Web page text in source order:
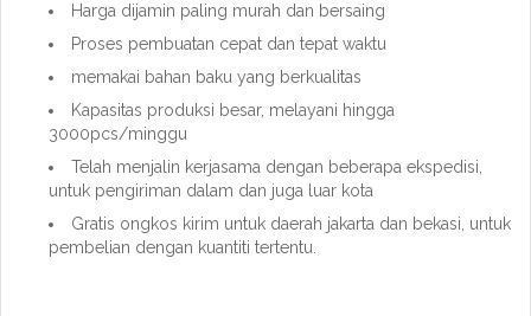
Harga dijamin paling murah dan bersaing
Proses pembuatan cepat dan tepat waktu
memakai bahan baku yang berkualitas
Kapasitas produksi besar, melayani hingga
3000pcs/minggu
Telah menjalin kerjasama dengan beberapa ekspedisi,
untuk pengiriman dalam dan juga luar kota
Gratis ongkos kirim untuk daerah jakarta dan bekasi, untuk
pembelian dengan kuantiti tertentu.